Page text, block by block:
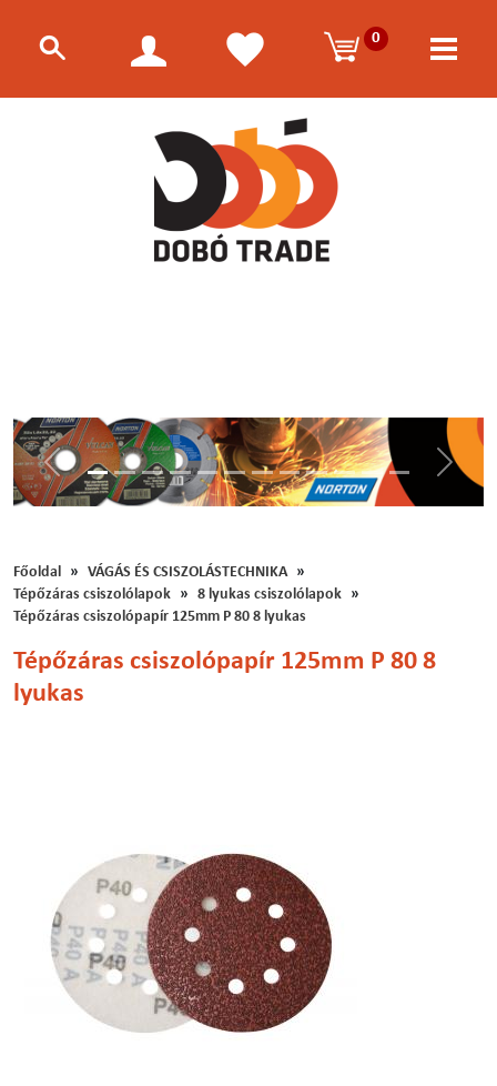
0
Előző
Főoldal
VÁGÁS ÉS CSISZOLÁSTECHNIKA
Tépőzáras csiszolólapok
8 lyukas csiszolólapok
Tépőzáras csiszolópapír 125mm P 80 8 lyukas
Tépőzáras csiszolópapír 125mm P 80 8
lyukas